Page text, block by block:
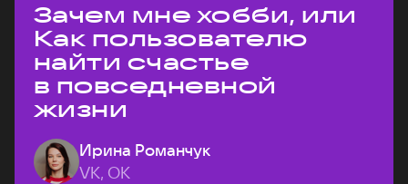
Зачем мне хобби, или
Как пользователю
найти счастье
в повседневной
жизни
Ирина Романчук
VK, ОК